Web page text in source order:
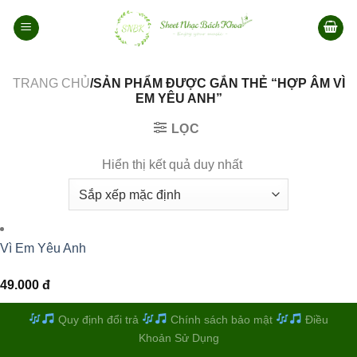
qua
TRANG CHỦ/SẢN PHẨM ĐƯỢC GẮN THẺ “HỢP ÂM VÌ
EM YÊU ANH”
LỌC
Hiển thị kết quả duy nhất
Vì Em Yêu Anh
49.000 đ
Quy định đổi trả Chính sách bảo mật
Điều
Khoản Sử Dụng